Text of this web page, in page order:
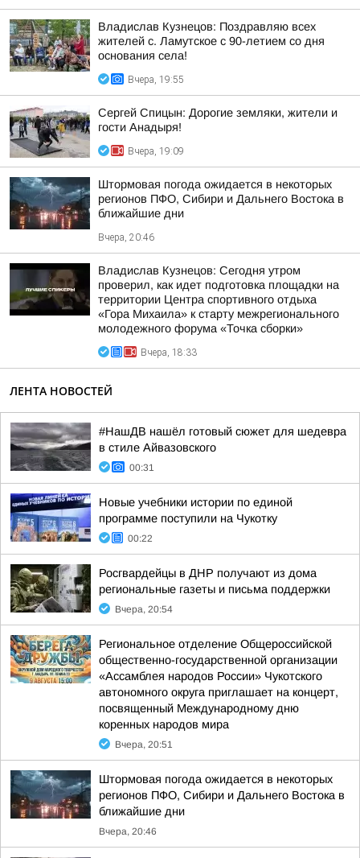
Владислав Кузнецов: Поздравляю всех
жителей с. Ламутское с 90-летием со дня
основания села!
Вчера, 19:55
Сергей Спицын: Дорогие земляки, жители и
гости Анадыря!
Вчера, 19:09
Штормовая погода ожидается в некоторых
регионов ПФО, Сибири и Дальнего Востока в
ближайшие дни
Вчера, 20:46
Владислав Кузнецов: Сегодня утром
проверил, как идет подготовка площадки на
территории Центра спортивного отдыха
«Гора Михаила» к старту межрегионального
молодежного форума «Точка сборки»
Вчера, 18:33
ЛЕНТА НОВОСТЕЙ
#НашДВ нашёл готовый сюжет для шедевра
в стиле Айвазовского
00:31
Новые учебники истории по единой
программе поступили на Чукотку
00:22
Росгвардейцы в ДНР получают из дома
региональные газеты и письма поддержки
Вчера, 20:54
Региональное отделение Общероссийской
общественно-государственной организации
«Ассамблея народов России» Чукотского
автономного округа приглашает на концерт,
посвященный Международному дню
коренных народов мира
Вчера, 20:51
Штормовая погода ожидается в некоторых
регионов ПФО, Сибири и Дальнего Востока в
ближайшие дни
Вчера, 20:46